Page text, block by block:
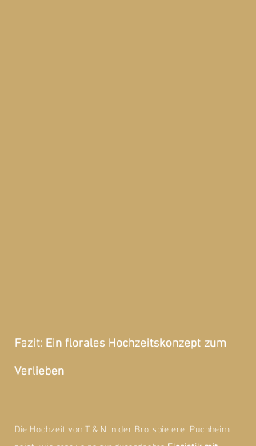
Fazit: Ein florales Hochzeitskonzept zum
Verlieben
Die Hochzeit von T & N in der Brotspielerei Puchheim